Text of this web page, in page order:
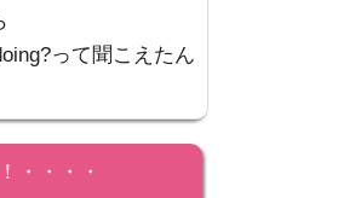
って聞こえたん
・・・・